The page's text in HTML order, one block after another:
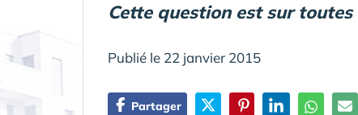
Cette question est sur toutes
Publié le 22 janvier 2015
Partager